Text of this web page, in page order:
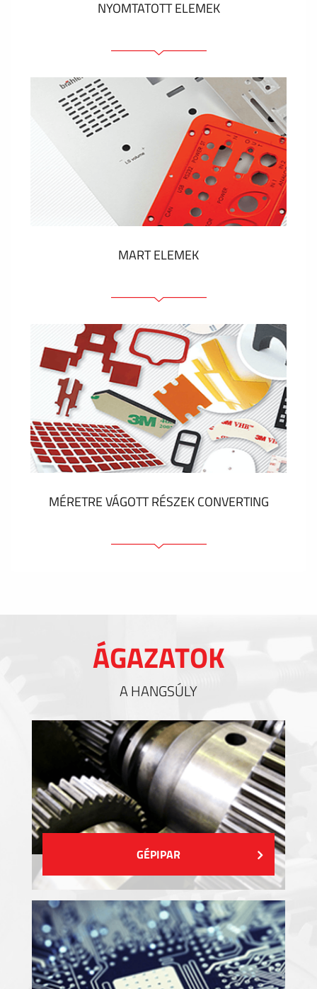
NYOMTATOTT ELEMEK
Fóliacímkék
Fóliabillentyűzet, Membrános billentyűzet
Fém címkék
Címkék
Műanyag címkék és cédulák
MUTASS TÖBBET
MART ELEMEK
Előlapok (elülső, tartó)
Anodizált panelek
Színes panelek
Panelek szerelőelemekkel
Gravírozott címkék
MUTASS TÖBBET
MÉRETRE VÁGOTT RÉSZEK CONVERTING
Kitöltések és hőkezelés
Szigetelés
MUTASS TÖBBET
ÁGAZATOK
A HANGSÚLY
GÉPIPAR